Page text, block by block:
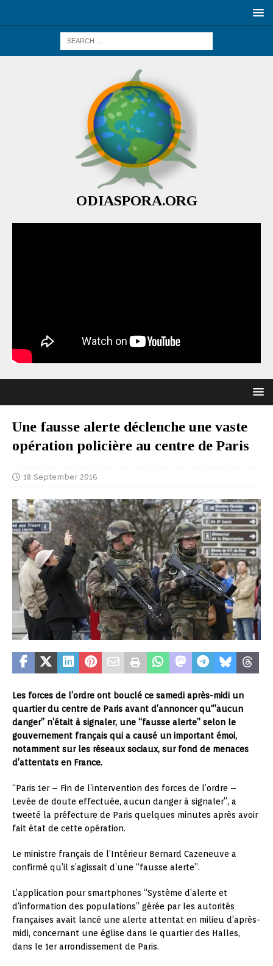
ODIASPORA.ORG
Une fausse alerte déclenche une vaste
opération policière au centre de Paris
18 September 2016
Les forces de l’ordre ont bouclé ce samedi après-midi un
quartier du centre de Paris avant d’annoncer qu'”aucun
danger” n’était à signaler, une “fausse alerte” selon le
gouvernement français qui a causé un important émoi,
notamment sur les réseaux sociaux, sur fond de menaces
d’attentats en France.
“Paris 1er – Fin de l’intervention des forces de l’ordre –
Levée de doute effectuée, aucun danger à signaler”, a
tweeté la préfecture de Paris quelques minutes après avoir
fait état de cette opération.
Le ministre français de l’Intérieur Bernard Cazeneuve a
confirmé qu’il s’agissait d’une “fausse alerte”.
L’application pour smartphones “Système d’alerte et
d’information des populations” gérée par les autorités
françaises avait lancé une alerte attentat en milieu d’après-
midi, concernant une église dans le quartier des Halles,
dans le 1er arrondissement de Paris.